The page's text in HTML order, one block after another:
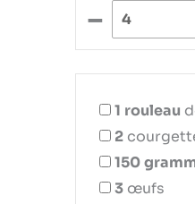
–
1 rouleau
2
150
3 œufs